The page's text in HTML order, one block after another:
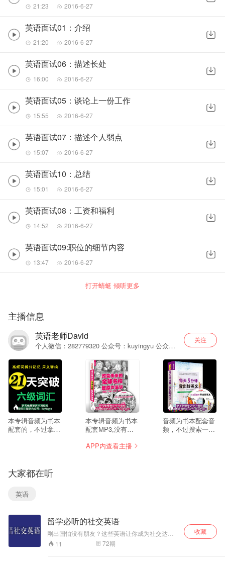
21:23 2016-6-27
英语面试01：介绍
21:20 2016-6-27
英语面试06：描述长处
16:00 2016-6-27
英语面试05：谈论上一份工作
15:55 2016-6-27
英语面试07：描述个人弱点
15:07 2016-6-27
英语面试10：总结
15:01 2016-6-27
英语面试08：工资和福利
14:52 2016-6-27
英语面试09:职位的细节内容
13:47 2016-6-27
打开蜻蜓 倾听更多
主播信息
英语老师David
个人微信：282779320 公众号：kuyingyu 公众号
关注
--
本专辑音频为书本
配套的，不过拿来
注微信公众号：
aixuewaiyu,,回
汇”即可获得下载链
26
本专辑音频为书本
配套MP3,没有文
网络搜索一下。如
67
音频为书本配套音
频，不过搜索一下
APP内查看主播
大家都在听
英语
留学必听的社交英语
刚出国怕没有朋友？这些英语让你成为社交达
人！11 72期
收藏